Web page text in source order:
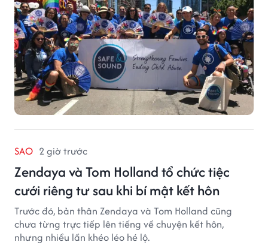
và xây dựng môi trường an toàn cho trẻ em.
SAO 2 giờ trước
Zendaya và Tom Holland tổ chức tiệc
cưới riêng tư sau khi bí mật kết hôn
Trước đó, bản thân Zendaya và Tom Holland cũng
chưa từng trực tiếp lên tiếng về chuyện kết hôn,
nhưng nhiều lần khéo léo hé lộ.